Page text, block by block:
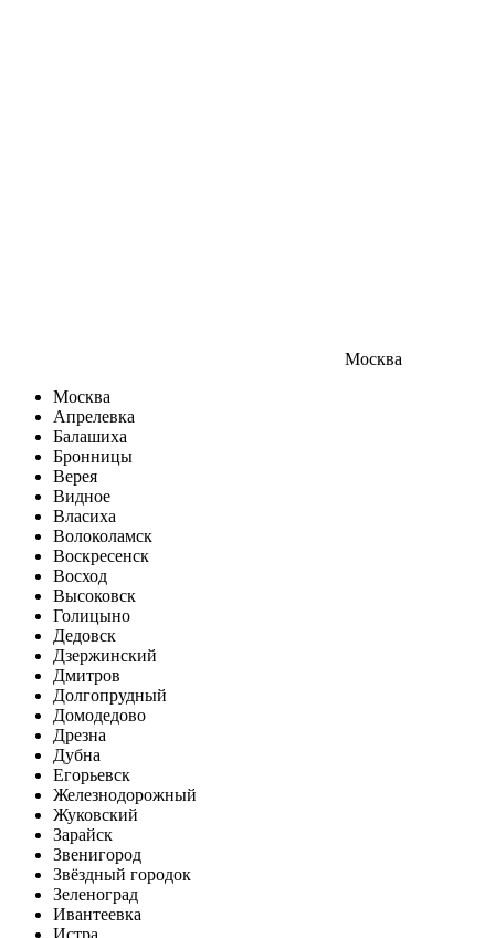
Москва
Москва
Апрелевка
Балашиха
Бронницы
Верея
Видное
Власиха
Волоколамск
Воскресенск
Восход
Высоковск
Голицыно
Дедовск
Дзержинский
Дмитров
Долгопрудный
Домодедово
Дрезна
Дубна
Егорьевск
Железнодорожный
Жуковский
Зарайск
Звенигород
Звёздный городок
Зеленоград
Ивантеевка
Истра